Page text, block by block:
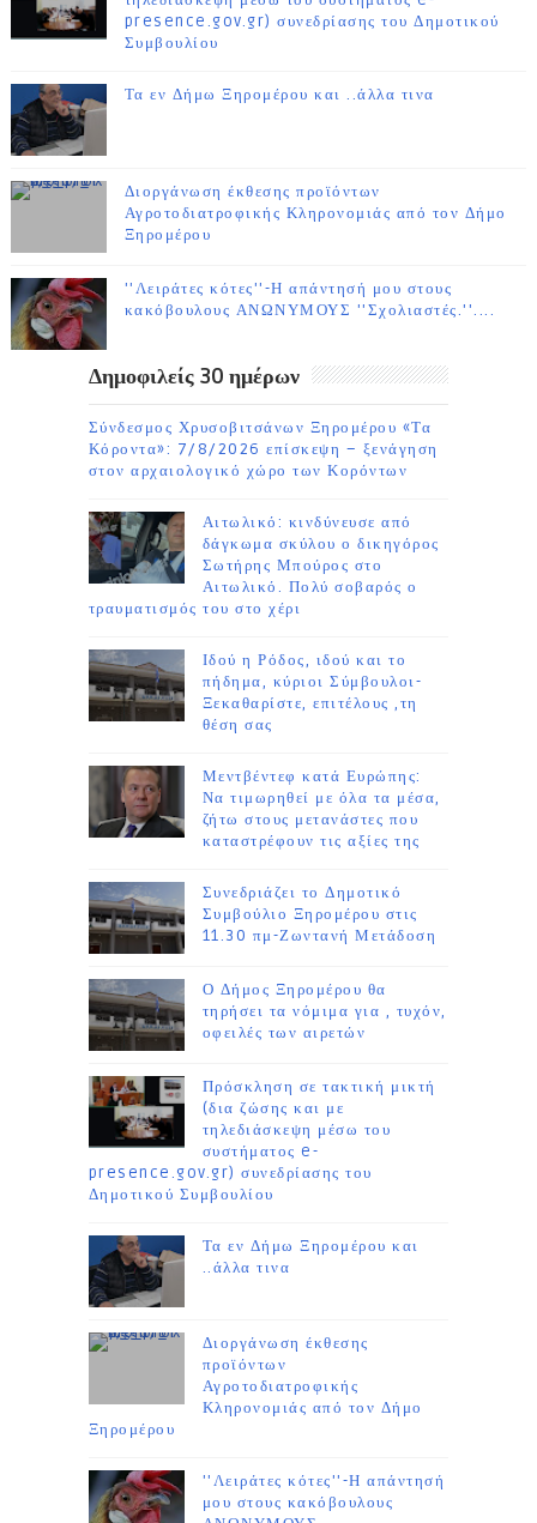
presence.gov.gr) συνεδρίασης του Δημοτικού
Συμβουλίου
Τα εν Δήμω Ξηρομέρου και ..άλλα τινα
Διοργάνωση έκθεσης προϊόντων
Αγροτοδιατροφικής Κληρονομιάς από τον Δήμο
Ξηρομέρου
''Λειράτες κότες''-Η απάντησή μου στους
κακόβουλους ΑΝΩΝΥΜΟΥΣ ''Σχολιαστές.''....
Δημοφιλείς 30 ημέρων
Σύνδεσμος Χρυσοβιτσάνων Ξηρομέρου «Τα
Κόροντα»: 7/8/2026 επίσκεψη – ξενάγηση
στον αρχαιολογικό χώρο των Κορόντων
Αιτωλικό: κινδύνευσε από
δάγκωμα σκύλου ο δικηγόρος
Σωτήρης Μπούρος στο
Αιτωλικό. Πολύ σοβαρός ο
τραυματισμός του στο χέρι
Ιδού η Ρόδος, ιδού και το
πήδημα, κύριοι Σύμβουλοι-
Ξεκαθαρίστε, επιτέλους ,τη
θέση σας
Μεντβέντεφ κατά Ευρώπης:
Να τιμωρηθεί με όλα τα μέσα,
ζήτω στους μετανάστες που
καταστρέφουν τις αξίες της
Συνεδριάζει το Δημοτικό
Συμβούλιο Ξηρομέρου στις
11.30 πμ-Ζωντανή Μετάδοση
Ο Δήμος Ξηρομέρου θα
τηρήσει τα νόμιμα για , τυχόν,
οφειλές των αιρετών
Πρόσκληση σε τακτική μικτή
(δια ζώσης και με
τηλεδιάσκεψη μέσω του
συστήματος e-
presence.gov.gr) συνεδρίασης του
Δημοτικού Συμβουλίου
Τα εν Δήμω Ξηρομέρου και
..άλλα τινα
Διοργάνωση έκθεσης
προϊόντων
Αγροτοδιατροφικής
Κληρονομιάς από τον Δήμο
Ξηρομέρου
''Λειράτες κότες''-Η απάντησή
μου στους κακόβουλους